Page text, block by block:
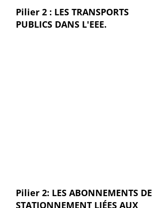
Pilier 2 : LES TRANSPORTS
PUBLICS DANS L'EEE.
Pilier 2: LES ABONNEMENTS DE
STATIONNEMENT LIÉES AUX